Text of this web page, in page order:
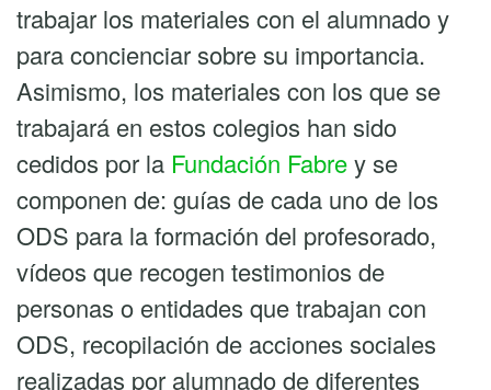
trabajar los materiales con el alumnado y
para concienciar sobre su importancia.
Asimismo, los materiales con los que se
trabajará en estos colegios han sido
cedidos por la Fundación Fabrey se
componen de: guías de cada uno de los
ODS para la formación del profesorado,
vídeos que recogen testimonios de
personas o entidades que trabajan con
ODS, recopilación de acciones sociales
realizadas por alumnado de diferentes